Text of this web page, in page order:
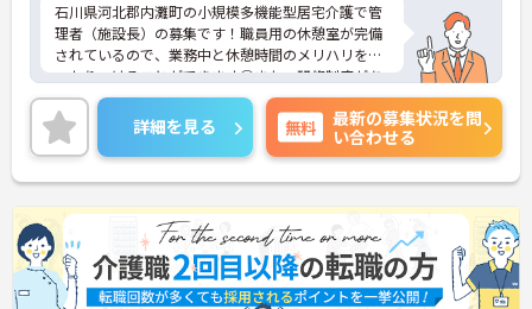
石川県河北郡内灘町の小規模多機能型居宅介護で管
理者（施設長）の募集です！職員用の休憩室が完備
されているので、業務中と休憩時間のメリハリをし
っかりつけることができます◎また、研修制度があ
るので、安心して業務に慣れることができます♪ご
興味のある方は面接ポイントをお伝えしますので、
お気軽にご連絡ください。
詳細を見る 無料
最新の募集状況を問
い合わせる